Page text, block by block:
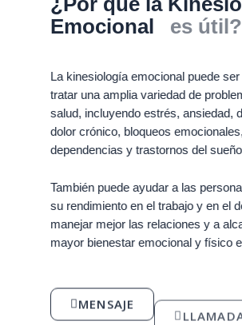
Emocional
es útil?
La kinesiología emocional puede ser
tratar una amplia variedad de
salud, incluyendo estrés, ansiedad,
dolor crónico, bloqueos emocionales,
dependencias y trastornos del
También puede ayudar a las
su rendimiento en el trabajo y en el
manejar mejor las relaciones y a
mayor bienestar emocional y físico
MENSAJE
LLAMADA